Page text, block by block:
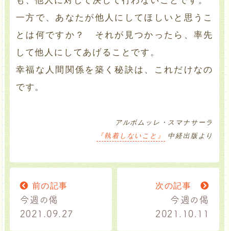
一方で、あなたが他人にしてほしいと思うこ
とは何ですか？ それが見つかったら、率先
して他人にしてあげることです。
幸福な人間関係を築く秘訣は、これだけなの
です。
アルボムッレ・スマナサーラ
『執着しないこと』
中経出版より
前の記事
今週の偈
2021.09.27
次の記事
今週の偈
2021.10.11